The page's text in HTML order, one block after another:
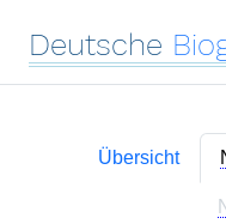
Deutsche
Übersicht